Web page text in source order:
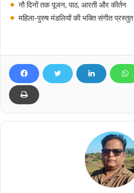
नौ दिनों तक पूजन, पाठ, आरती और कीर्तन
महिला-पुरुष मंडलियों की भक्ति संगीत प्रस्तुत